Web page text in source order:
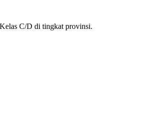
C/D di tingkat provinsi.